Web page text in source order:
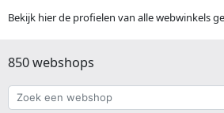
Bekijk hier de profielen van alle webwinkels
850 webshops
Zoek
een